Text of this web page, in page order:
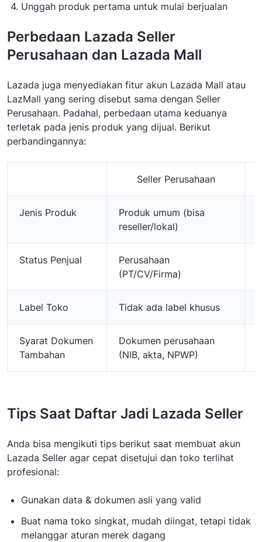
Unggah produk pertama untuk mulai berjualan
Perbedaan Lazada Seller
Perusahaan dan Lazada Mall
Lazada juga menyediakan fitur akun Lazada Mall atau
LazMall yang sering disebut sama dengan Seller
Perusahaan. Padahal, perbedaan utama keduanya
terletak pada jenis produk yang dijual. Berikut
perbandingannya:
Seller Perusahaan
Jenis Produk
Produk umum (bisa
reseller/lokal)
Status Penjual
Perusahaan
(PT/CV/Firma)
Label Toko Tidak ada label khusus
Syarat Dokumen
Tambahan
Dokumen perusahaan
(NIB, akta, NPWP)
Tips Saat Daftar Jadi Lazada Seller
Anda bisa mengikuti tips berikut saat membuat akun
Lazada Seller agar cepat disetujui dan toko terlihat
profesional:
Gunakan data & dokumen asli yang valid
Buat nama toko singkat, mudah diingat, tetapi tidak
melanggar aturan merek dagang